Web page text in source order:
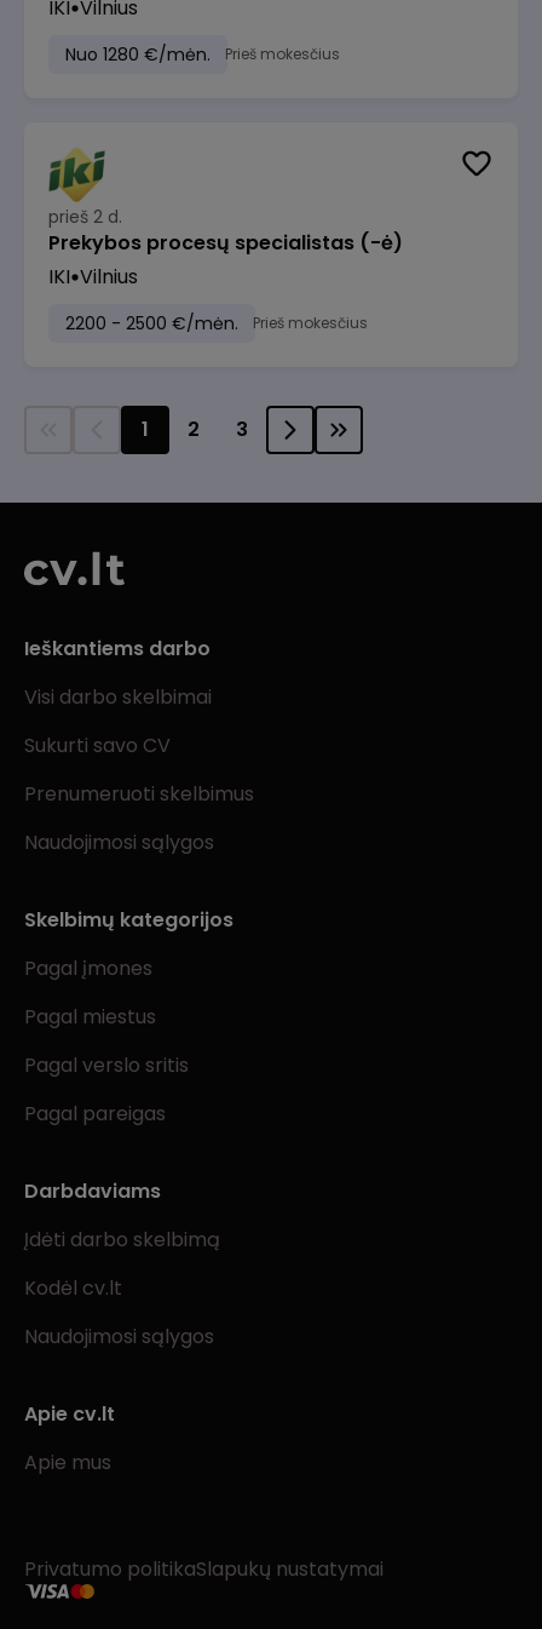
IKI Vilnius
Nuo 1280 €/mėn. Prieš mokesčius
prieš 2 d.
Prekybos procesų specialistas (-ė)
IKI Vilnius
2200 - 2500 €/mėn. Prieš mokesčius
1 2 3
Ieškantiems darbo
Visi darbo skelbimai
Sukurti savo CV
Prenumeruoti skelbimus
Naudojimosi sąlygos
Skelbimų kategorijos
Pagal įmones
Pagal miestus
Pagal verslo sritis
Pagal pareigas
Darbdaviams
Įdėti darbo skelbimą
Kodėl cv.lt
Naudojimosi sąlygos
Apie cv.lt
Apie mus
Privatumo politikaSlapukų nustatymai